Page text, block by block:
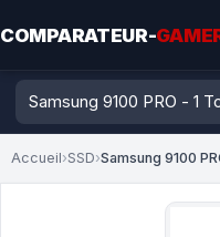
COMPARATEUR-
Accueil›SSD›Samsung 9100